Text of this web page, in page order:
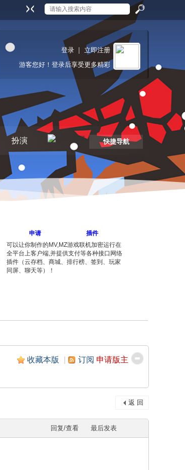
索
登录
立即注册
游客您好！登录后享受更多精彩
快捷导航
扮演
申请
插件
可以让你制作的MV,MZ游戏联机加密运行在
全平台上客户端,并提供支付等各种接口网络
插件（云存档、商城、排行榜、签到、玩家
同屏、聊天等）！
收藏本版 订阅 申请版主
返 回
回复/查看 最后发表